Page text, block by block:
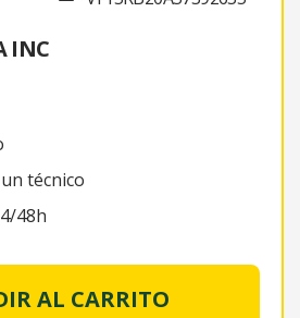
INC
técnico
48h
AL CARRITO